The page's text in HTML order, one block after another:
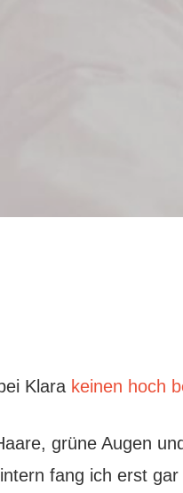
Klara keinen hoch
grüne Augen
fang ich erst